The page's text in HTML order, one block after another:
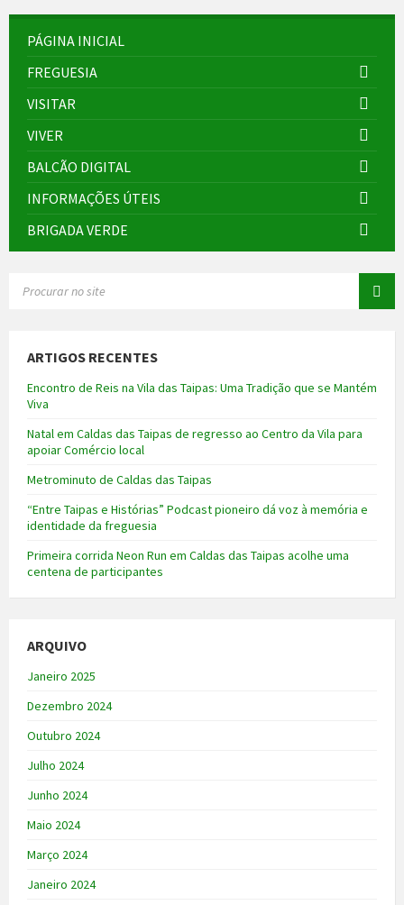
PÁGINA INICIAL
FREGUESIA
VISITAR
VIVER
BALCÃO DIGITAL
INFORMAÇÕES ÚTEIS
BRIGADA VERDE
ARTIGOS RECENTES
Encontro de Reis na Vila das Taipas: Uma Tradição que se Mantém
Viva
Natal em Caldas das Taipas de regresso ao Centro da Vila para
apoiar Comércio local
Metrominuto de Caldas das Taipas
“Entre Taipas e Histórias” Podcast pioneiro dá voz à memória e
identidade da freguesia
Primeira corrida Neon Run em Caldas das Taipas acolhe uma
centena de participantes
ARQUIVO
Janeiro 2025
Dezembro 2024
Outubro 2024
Julho 2024
Junho 2024
Maio 2024
Março 2024
Janeiro 2024